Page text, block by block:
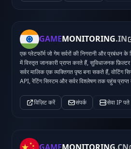
GAMEMONITORING.IN
एक प्लेटफॉर्म जो गेम सर्वरों की निगरानी और प्रबंधन के
में विस्तृत जानकारी प्राप्त करते हैं, सुविधाजनक
सर्वर मालिक एक व्यक्तिगत पृष्ठ बना सकते हैं,
API, रेटिंग सिस्टम और सर्वर विश्लेषण तक पहुंच
विज़िट करें संपर्क सेवा IP पते